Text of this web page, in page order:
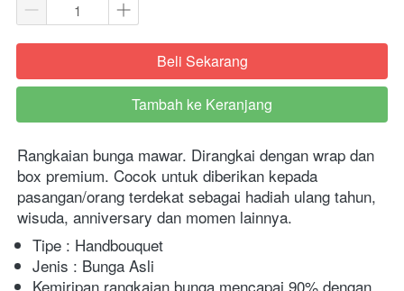
`Beli Sekarang
`
Tambah ke Keranjang
Rangkaian bunga mawar. Dirangkai dengan wrap dan
box premium. Cocok untuk diberikan kepada
pasangan/orang terdekat sebagai hadiah ulang tahun,
wisuda, anniversary dan momen lainnya.
Tipe : Handbouquet
Jenis : Bunga Asli
Kemiripan rangkaian bunga mencapai 90% dengan